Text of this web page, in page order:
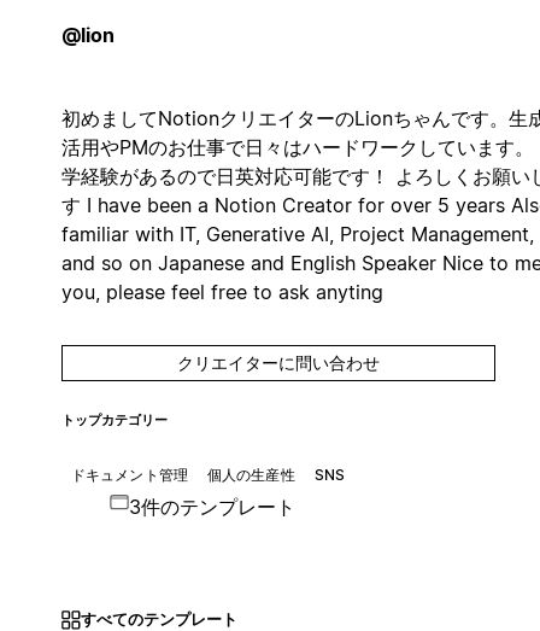
@lion
初めましてNotionクリエイターのLionちゃんです。生
活用やPMのお仕事で日々はハードワークしています。
学経験があるので日英対応可能です！ よろしくお願い
す I have been a Notion Creator for over 5 years
familiar with IT, Generative AI, Project Management,
and so on Japanese and English Speaker Nice to
you, please feel free to ask anyting
クリエイターに問い合わせ
トップカテゴリー
ドキュメント管理 個人の生産性 SNS
3件のテンプレート
すべてのテンプレート